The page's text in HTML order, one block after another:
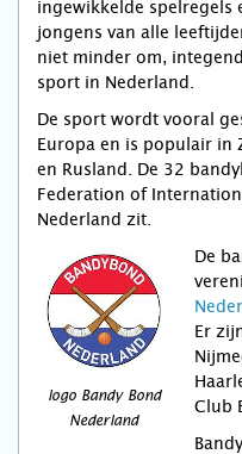
ingewikkelde spelregels
jongens van alle
niet minder om,
sport in Nederland.
De sport wordt vooral
Europa en is populair in
en Rusland. De 32
Federation of
Nederland zit.
logo Bandy Bond
Nederland
De
Er
Club